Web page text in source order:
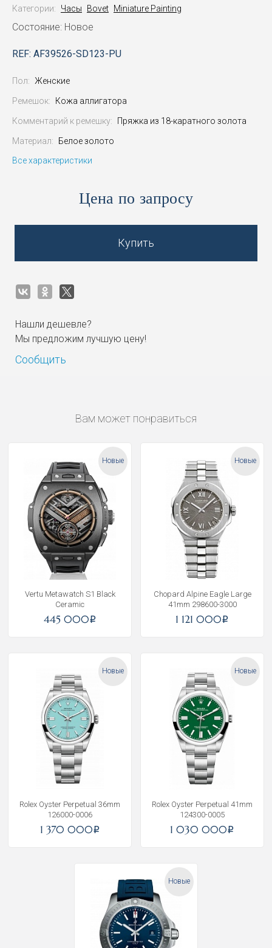
Категории: Часы Bovet Miniature Painting
Состояние: Новое
REF: AF39526-SD123-PU
Пол: Женские
Ремешок: Кожа аллигатора
Комментарий к ремешку: Пряжка из 18-каратного золота
Материал:
Белое золото
Все характеристики
Цена по запросу
Купить
Нашли дешевле?
Мы предложим лучшую цену!
Сообщить
Вам может понравиться
Новые
Vertu Metawatch S1 Black
Ceramic
445 000i
Новые
Chopard Alpine Eagle Large
41mm 298600-3000
1 121 000i
Новые
Rolex Oyster Perpetual 36mm
126000-0006
1 370 000i
Новые
Rolex Oyster Perpetual 41mm
124300-0005
1 030 000i
Новые